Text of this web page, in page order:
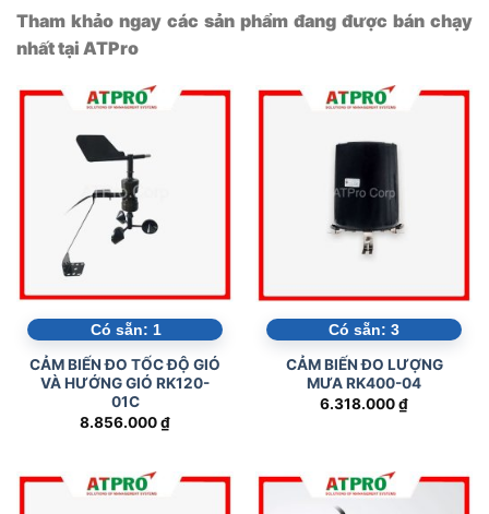
Tham khảo ngay các sản phẩm đang được bán chạy
nhất tại ATPro
Có sẵn: 1
CẢM BIẾN ĐO TỐC ĐỘ GIÓ
VÀ HƯỚNG GIÓ RK120-
01C
8.856.000₫
Có sẵn: 3
CẢM BIẾN ĐO LƯỢNG
MƯA RK400-04
6.318.000₫